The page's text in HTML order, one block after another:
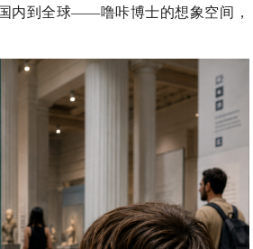
内到全球——噜咔博士的想象空间，